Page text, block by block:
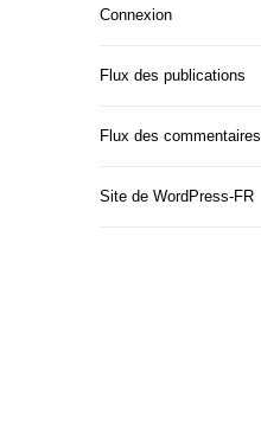
Connexion
Flux des publications
Flux des commentaires
Site de WordPress-FR